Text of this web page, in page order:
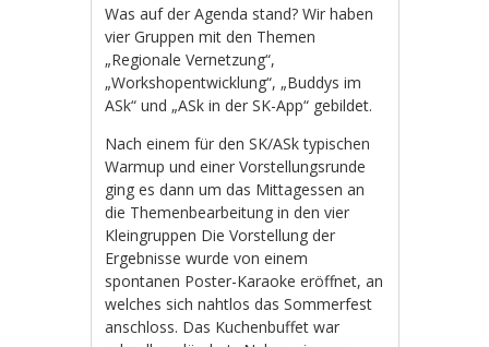
Was auf der Agenda stand? Wir haben
vier Gruppen mit den Themen
„Regionale Vernetzung“,
„Workshopentwicklung“, „Buddys im
ASk“ und „ASk in der SK-App“ gebildet.
Nach einem für den SK/ASk typischen
Warmup und einer Vorstellungsrunde
ging es dann um das Mittagessen an
die Themenbearbeitung in den vier
Kleingruppen Die Vorstellung der
Ergebnisse wurde von einem
spontanen Poster-Karaoke eröffnet, an
welches sich nahtlos das Sommerfest
anschloss. Das Kuchenbuffet war